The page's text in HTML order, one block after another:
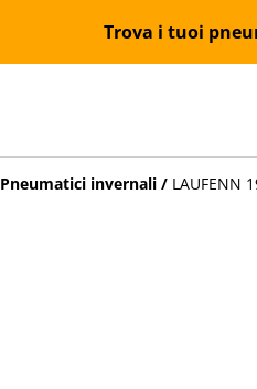
Trova i tuoi
Pneumatici invernali / LAUFENN